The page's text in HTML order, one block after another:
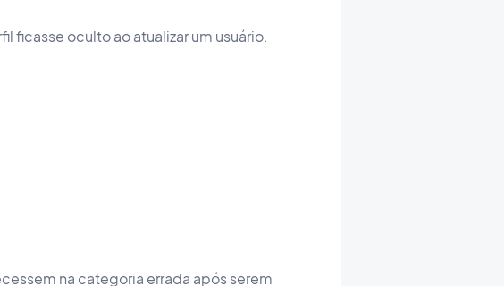
ficasse oculto ao atualizar um usuário.
na categoria errada após serem